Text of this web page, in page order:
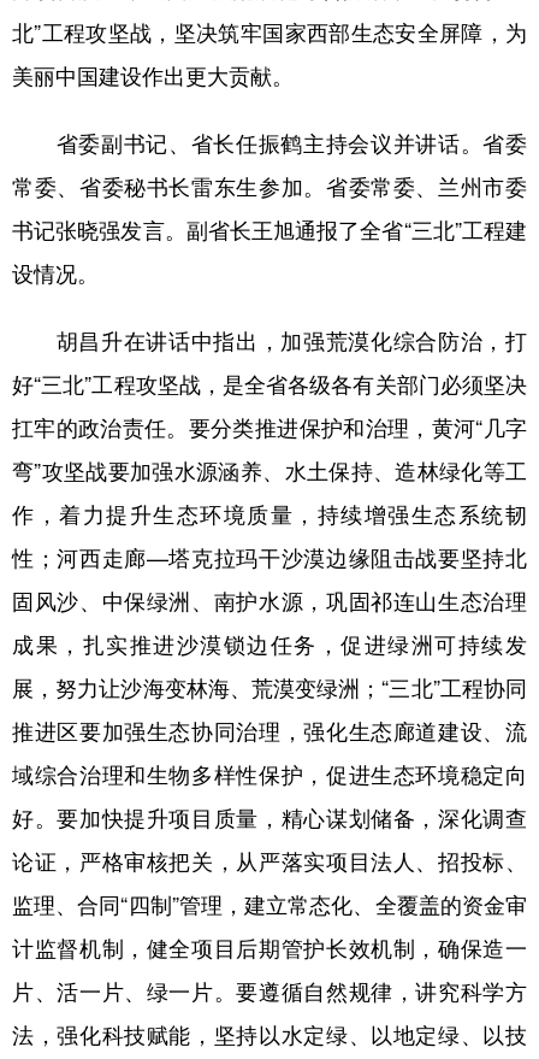
北”工程攻坚战，坚决筑牢国家西部生态安全屏障，为
美丽中国建设作出更大贡献。
省委副书记、省长任振鹤主持会议并讲话。省委
常委、省委秘书长雷东生参加。省委常委、兰州市委
书记张晓强发言。副省长王旭通报了全省“三北”工程建
设情况。
胡昌升在讲话中指出，加强荒漠化综合防治，打
好“三北”工程攻坚战，是全省各级各有关部门必须坚决
扛牢的政治责任。要分类推进保护和治理，黄河“几字
弯”攻坚战要加强水源涵养、水土保持、造林绿化等工
作，着力提升生态环境质量，持续增强生态系统韧
性；河西走廊—塔克拉玛干沙漠边缘阻击战要坚持北
固风沙、中保绿洲、南护水源，巩固祁连山生态治理
成果，扎实推进沙漠锁边任务，促进绿洲可持续发
展，努力让沙海变林海、荒漠变绿洲；“三北”工程协同
推进区要加强生态协同治理，强化生态廊道建设、流
域综合治理和生物多样性保护，促进生态环境稳定向
好。要加快提升项目质量，精心谋划储备，深化调查
论证，严格审核把关，从严落实项目法人、招投标、
监理、合同“四制”管理，建立常态化、全覆盖的资金审
计监督机制，健全项目后期管护长效机制，确保造一
片、活一片、绿一片。要遵循自然规律，讲究科学方
法，强化科技赋能，坚持以水定绿、以地定绿、以技